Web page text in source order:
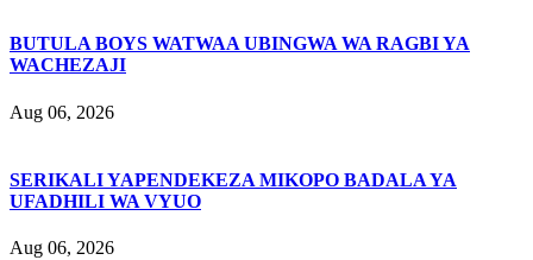
BUTULA BOYS WATWAA UBINGWA WA RAGBI YA
WACHEZAJI
Aug 06, 2026
SERIKALI YAPENDEKEZA MIKOPO BADALA YA
UFADHILI WA VYUO
Aug 06, 2026